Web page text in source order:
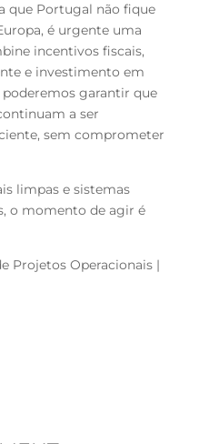
que Portugal não fique
é urgente uma
incentivos fiscais,
e investimento em
garantir que
a ser
sem comprometer
limpas e sistemas
o momento de agir é
Projetos Operacionais |